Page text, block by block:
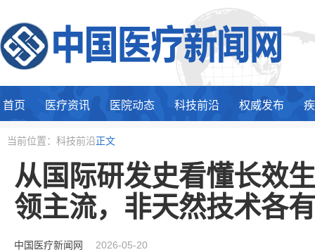
首页 医疗资讯 医院动态 科技前沿 权威发布
当前位置：科技前沿正文
从国际研发史看懂长效
领主流，非天然技术各
中国医疗新闻网 2026-05-20